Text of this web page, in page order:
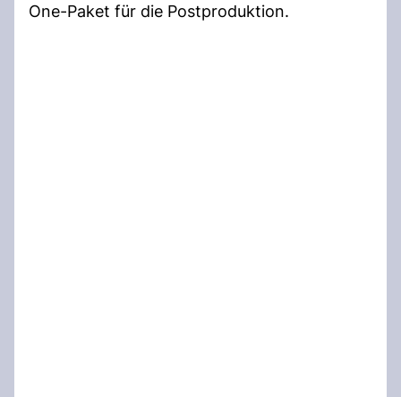
One-Paket für die Postproduktion.